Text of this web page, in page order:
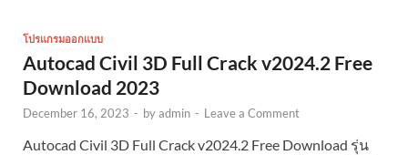
โปรแกรมออกแบบ
Autocad Civil 3D Full Crack v2024.2 Free
Download 2023
December 16, 2023 - byadmin - Leave a Comment
Autocad Civil 3D Full Crack v2024.2 Free Download รุ่น